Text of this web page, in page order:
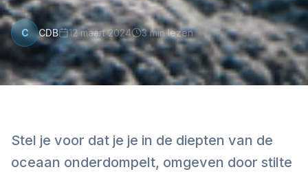
C CDB 12 maart 2024 3 min lezen
Stel je voor dat je je in de diepten van de
oceaan onderdompelt, omgeven door stilte